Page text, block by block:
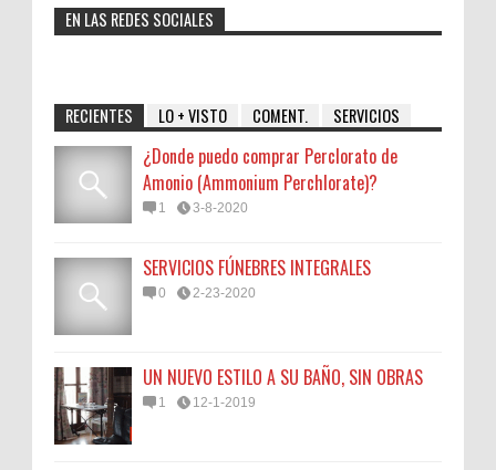
EN LAS REDES SOCIALES
RECIENTES LO + VISTO COMENT. SERVICIOS
¿Donde puedo comprar Perclorato de
Amonio (Ammonium Perchlorate)?
1 3-8-2020
SERVICIOS FÚNEBRES INTEGRALES
0 2-23-2020
UN NUEVO ESTILO A SU BAÑO, SIN OBRAS
1 12-1-2019